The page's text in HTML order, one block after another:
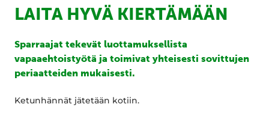
LAITA HYVÄ KIERTÄMÄÄN
Sparraajat tekevät luottamuksellista
vapaaehtoistyötä ja toimivat yhteisesti sovittujen
periaatteiden mukaisesti.
Ketunhännät jätetään kotiin.